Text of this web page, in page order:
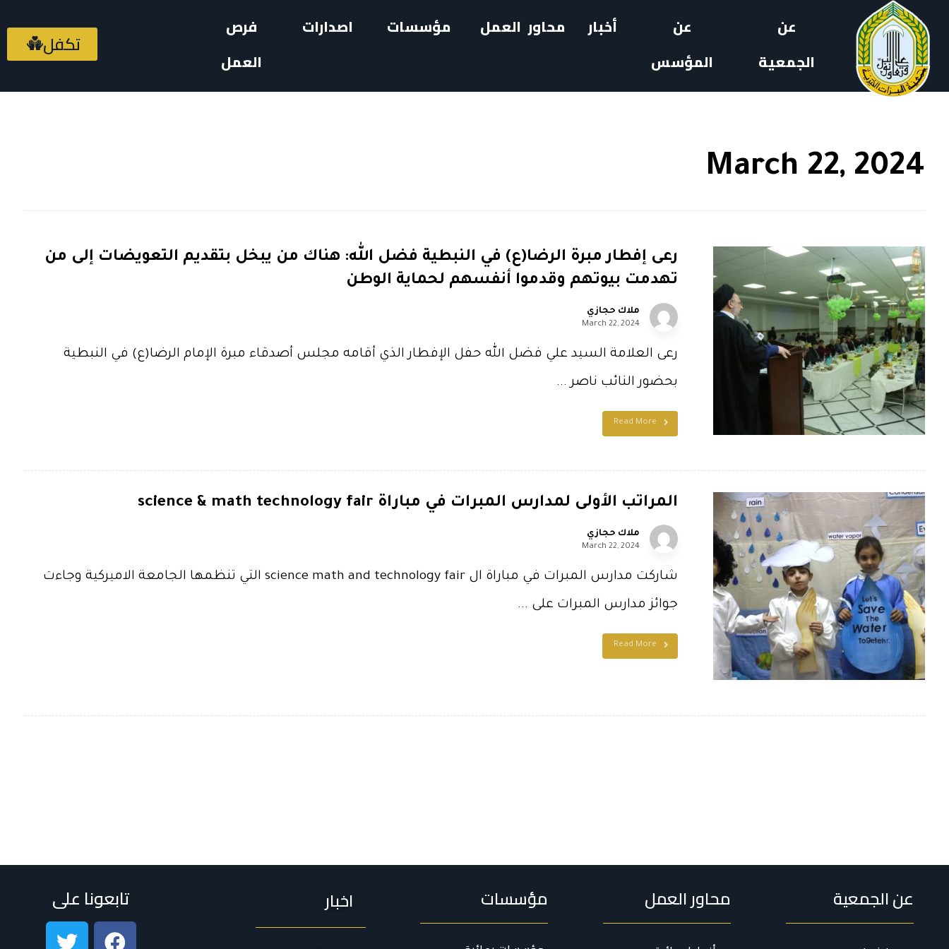
عن
الجمعية
عن
المؤسس
أخبار محاور العمل مؤسسات اصدارات
فرص
العمل
تكفل
March 22, 2024
رعى إفطار مبرة الرضا(ع) في النبطية فضل الله: هناك من يبخل بتقديم التعويضات إلى من
تهدمت بيوتهم وقدموا أنفسهم لحماية الوطن
ملاك حجازي
March 22, 2024
رعى العلامة السيد علي فضل الله حفل الإفطار الذي أقامه مجلس أصدقاء مبرة الإمام الرضا(ع) في النبطية
بحضور النائب ناصر ...
Read More
المراتب الأولى لمدارس المبرات في مباراة science & math technology fair
ملاك حجازي
March 22, 2024
شاركت مدارس المبرات في مباراة ال science math and technology fair التي تنظمها الجامعة الاميركية وجاءت
جوائز مدارس المبرات على ...
Read More
عن الجمعية محاور العمل مؤسسات
اخبار
تابعونا على